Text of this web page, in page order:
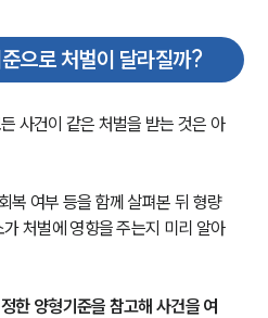
으로 처벌이 달라질까?
사건이 같은 처벌을 받는 것은 아
복 여부 등을 함께 살펴본 뒤 형량
처벌에 영향을 주는지 미리 알아
한 양형기준을 참고해 사건을 여